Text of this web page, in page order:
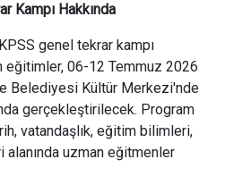
Kampı Hakkında
genel tekrar kampı
eğitimler, 06-12 Temmuz 2026
Belediyesi Kültür Merkezi'nde
gerçekleştirilecek. Program
vatandaşlık, eğitim bilimleri,
uzman eğitmenler